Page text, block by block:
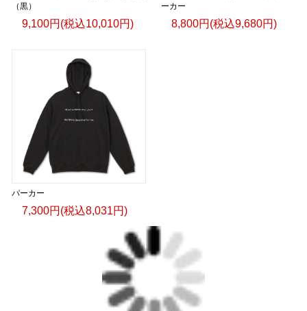
（黒）
9,100円(税込10,010円)
ーカー
8,800円(税込9,680円)
パーカー
7,300円(税込8,031円)